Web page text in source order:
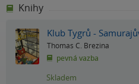
Knihy
Klub Tygrů -
Thomas C. Brezina
pevná vazba
Skladem